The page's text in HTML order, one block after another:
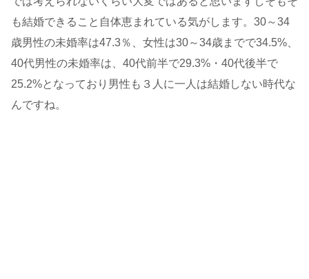
も結婚できること自体恵まれている気がします。30～34
歳男性の未婚率は47.3％、女性は30～34歳までで34.5%、
40代男性の未婚率は、40代前半で29.3%・40代後半で
25.2%となっており男性も３人に一人は結婚しない時代な
んですね。